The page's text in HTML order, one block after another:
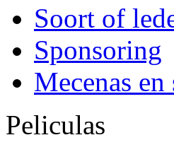
Soort of
Sponsoring
Mecenas en
Peliculas